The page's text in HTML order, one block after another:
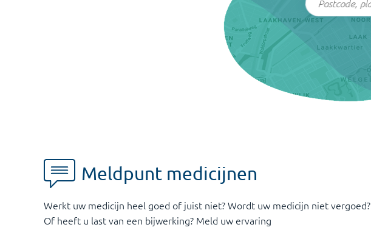
Meldpunt medicijnen
Werkt uw medicijn heel goed of juist niet? Wordt uw medicijn niet vergoed?
Of heeft u last van een bijwerking? Meld uw ervaring